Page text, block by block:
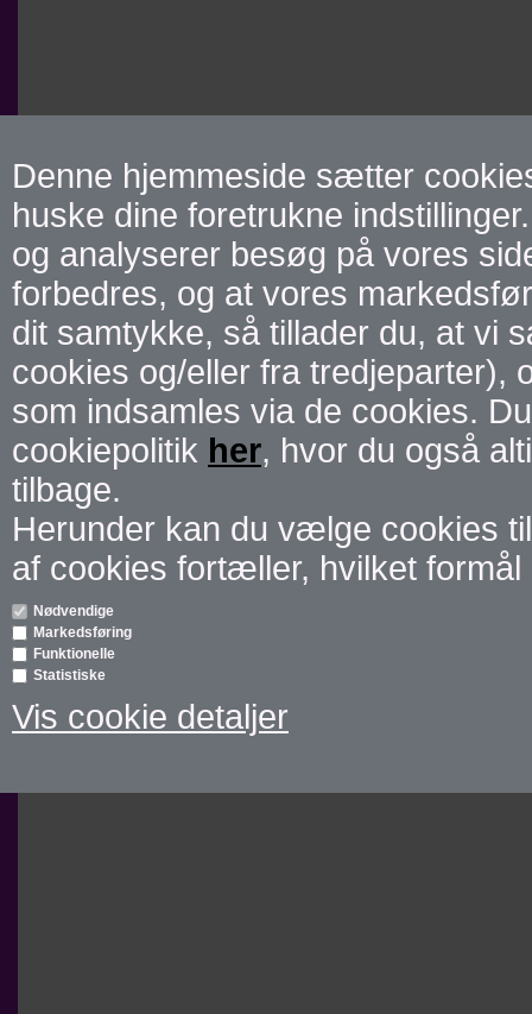
Denne hjemmeside sætter
huske dine foretrukne
og analyserer besøg på vores
forbedres, og at vores
dit samtykke, så tillader du, at vi
cookies og/eller fra tredjeparter),
som indsamles via de cookies.
cookiepolitik her, hvor du også
tilbage.
Herunder kan du vælge cookies
af cookies fortæller, hvilket formål
Nødvendige
Markedsføring
Funktionelle
Statistiske
Vis cookie detaljer